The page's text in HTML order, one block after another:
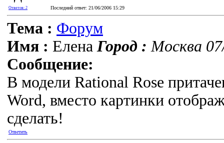
Ответов: 2 Последний ответ: 21/06/2006 15:29
Тема : Форум
Имя : Елена Город : Москва
Сообщение:
В модели Rational Rose
Word, вместо картинки
сделать!
Ответить